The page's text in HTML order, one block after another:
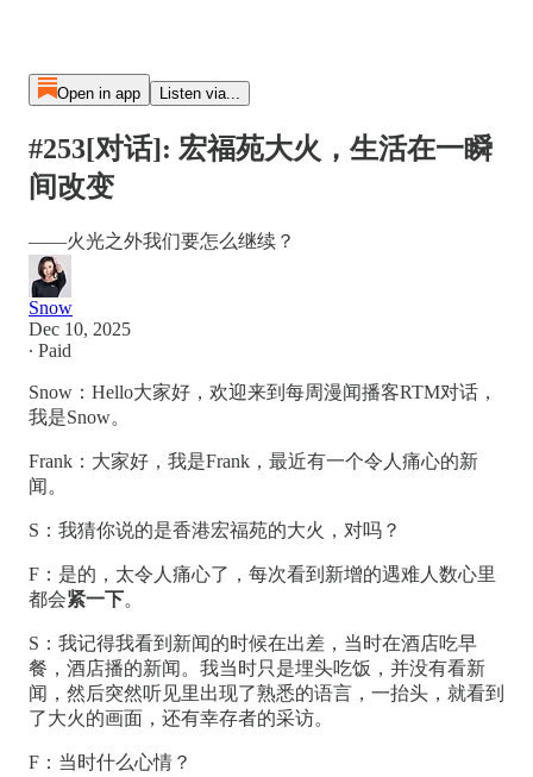
Open in app Listen via...
#253[对话]: 宏福苑大火，生活在一瞬
间改变
——火光之外我们要怎么继续？
Snow
Dec 10, 2025
∙ Paid
Snow：Hello大家好，欢迎来到每周漫闻播客RTM对话，
我是Snow。
Frank：大家好，我是Frank，最近有一个令人痛心的新
闻。
S：我猜你说的是香港宏福苑的大火，对吗？
F：是的，太令人痛心了，每次看到新增的遇难人数心里
都会紧一下。
S：我记得我看到新闻的时候在出差，当时在酒店吃早
餐，酒店播的新闻。我当时只是埋头吃饭，并没有看新
闻，然后突然听见里出现了熟悉的语言，一抬头，就看到
了大火的画面，还有幸存者的采访。
F：当时什么心情？